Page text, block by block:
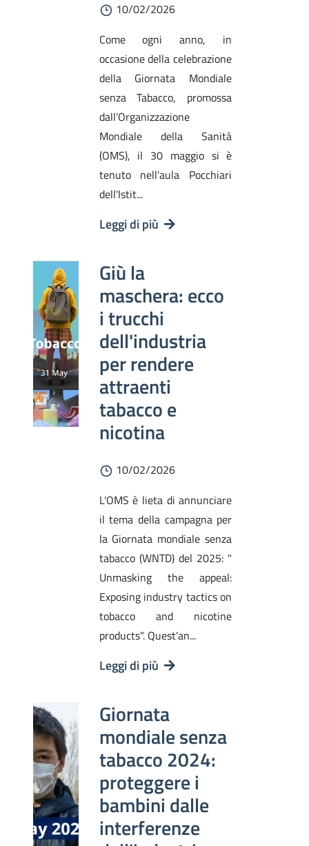
10/02/2026
Come ogni anno, in
occasione della celebrazione
della Giornata Mondiale
senza Tabacco, promossa
dall’Organizzazione
Mondiale della Sanità
(OMS), il 30 maggio si è
tenuto nell'aula Pocchiari
dell'Istit...
Leggi di più
Giù la
maschera: ecco
i trucchi
dell'industria
per rendere
attraenti
tabacco e
nicotina
10/02/2026
L'OMS è lieta di annunciare
il tema della campagna per
la Giornata mondiale senza
tabacco (WNTD) del 2025: "
Unmasking the appeal:
Exposing industry tactics on
tobacco and nicotine
products". Quest'an...
Leggi di più
Giornata
mondiale senza
tabacco 2024:
proteggere i
bambini dalle
interferenze